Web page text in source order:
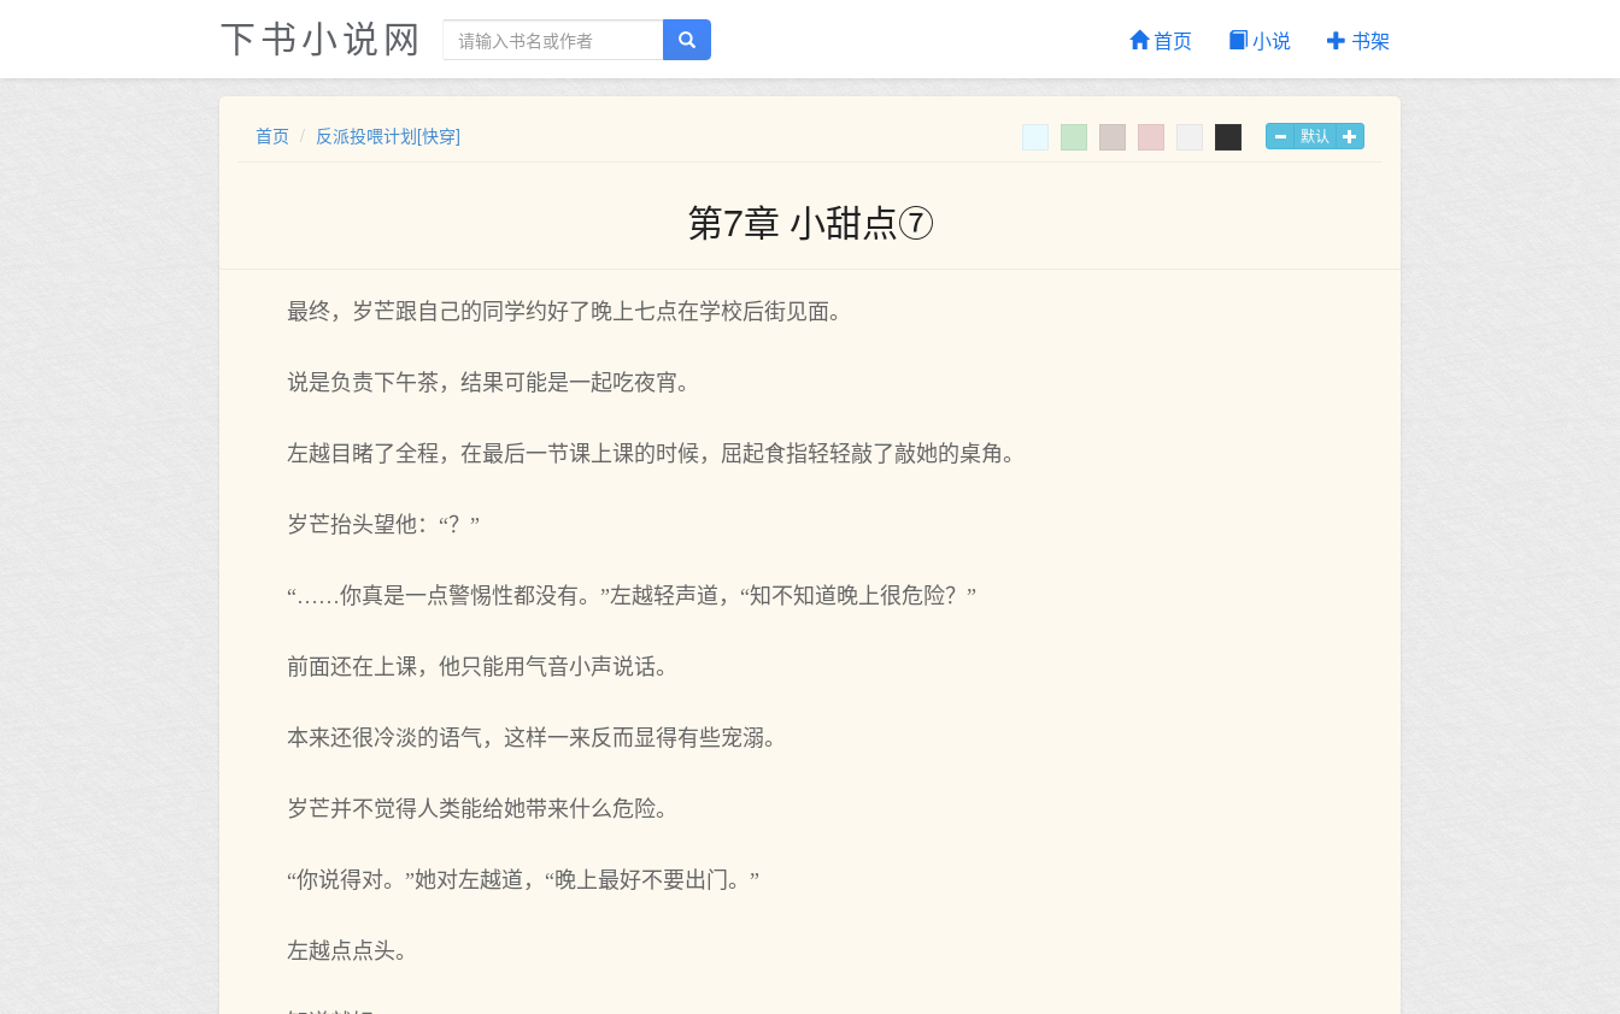
下书小说网 首页 小说 书架
首页 反派投喂计划[快穿] 默认
第7章 小甜点⑦
最终，岁芒跟自己的同学约好了晚上七点在学校后街见面。
说是负责下午茶，结果可能是一起吃夜宵。
左越目睹了全程，在最后一节课上课的时候，屈起食指轻轻敲了敲她的桌角。
岁芒抬头望他：“？”
“……你真是一点警惕性都没有。”左越轻声道，“知不知道晚上很危险？”
前面还在上课，他只能用气音小声说话。
本来还很冷淡的语气，这样一来反而显得有些宠溺。
岁芒并不觉得人类能给她带来什么危险。
“你说得对。”她对左越道，“晚上最好不要出门。”
左越点点头。